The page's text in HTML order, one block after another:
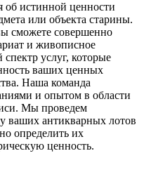
истинной ценности
или объекта старины.
сможете совершенно
и живописное
услуг, которые
ваших ценных
Наша команда
и опытом в области
Мы проведем
ваших антикварных лотов
определить их
ценность.